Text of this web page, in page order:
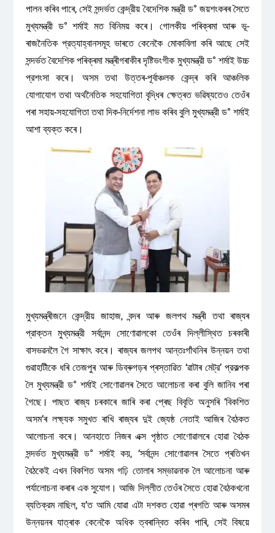
পালন কৰিব পাৰে, সেই সন্দর্ভত কেন্দ্রীয় বৈদেশিক মন্ত্রী ড° জয়শংকৰৰ সৈতে
মুখ্যমন্ত্রী ড° শৰ্মাই মত বিনিময় কৰে। গোলকীয় পৰিক্ৰমা আৰু ভূ-
ৰাজনৈতিক প্রত্যাহ্বানসমূহ ভাৰতে কেনেকৈ মোকাবিলা কৰি আছে সেই
সন্দৰ্ভত বৈদেশিক পৰিক্ৰমা মন্ত্ৰীগৰাকীৰ দৃষ্টিভংগীক মুখ্যমন্ত্রী ড° শর্মাই উচ্চ
প্রশংসা কৰে। অসম তথা উত্তৰ-পূৰ্বাঞ্চলক কেন্দ্ৰ কৰি আঞ্চলিক
যোগাযোগ তথা অর্থনৈতিক সহযোগিতা বৃদ্ধিৰ ক্ষেত্ৰত ভৱিষ্যতেও তেওঁৰ
পৰা সহায়-সহযোগিতা তথা দিক-নির্দেশনা লাভ কৰিব বুলি মুখ্যমন্ত্রী ড° শৰ্মাই
আশা ব্যক্ত কৰে।
মুখ্যমন্ত্ৰীজনে কেন্দ্রীয় জাহাজ, বন্দৰ আৰু জলপথ মন্ত্ৰী তথা ৰাজ্যৰ
প্রাক্তন মুখ্যমন্ত্রী সর্বানন্দ সোণোৱালকো তেওঁৰ দিল্লীস্থিত চৰকাৰী
বাসভৱনলৈ গৈ সাক্ষাৎ কৰে। ৰাজ্যৰ জলপথ আন্তঃগাঁথনিৰ উন্নয়ন তথা
গুৱাহাটীকে ধৰি তেজপুৰ আৰু ডিব্ৰুগড়ৰ প্ৰস্তাৱিত ‘ৱাটাৰ মেট্র’ প্রকল্পক
লৈ মুখ্যমন্ত্রী ড° শর্মাই সোণোৱালৰ সৈতে আলোচনা কৰা বুলি জানিব পৰা
গৈছে। পাছত ৰাজ্য চৰকাৰে জাৰি কৰা প্ৰেছ বিবৃতি অনুসৰি ‘বিকশিত
অসম’ৰ লক্ষ্যক সমুখত ৰাখি ৰাজ্যৰ দুই জ্যেষ্ঠ নেতাই আজিৰ বৈঠকত
আলোচনা কৰে। আনহাতে নিজৰ এক্স পৃষ্ঠাত সোণোৱালৰে হোৱা বৈঠক
সন্দর্ভত মুখ্যমন্ত্রী ড° শর্মাই কয়, ‘সৰ্বানন্দ সোণোৱালৰ সৈতে প্ৰতিখন
বৈঠকেই এখন বিকশিত অসম গঢ়ি তোলাৰ সম্ভাৱনাক লৈ আলোচনা আৰু
পৰ্যালোচনা কৰাৰ এক সুযোগ। আজি দিল্লীত তেওঁৰ সৈতে হোৱা বৈঠকখনো
ব্যতিক্রম নাছিল, য’ত আমি যোৱা এটা দশকত হোৱা প্ৰগতি আৰু অসমৰ
উন্নয়নৰ যাত্ৰাক কেনেকৈ অধিক ত্বৰান্বিত কৰিব পাৰি, সেই বিষয়ে